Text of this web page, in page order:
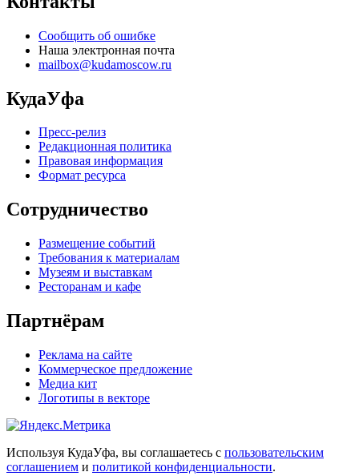
Сообщить об ошибке
Наша электронная почта
mailbox@kudamoscow.ru
КудаУфа
Пресс-релиз
Редакционная политика
Правовая информация
Формат ресурса
Сотрудничество
Размещение событий
Требования к материалам
Музеям и выставкам
Ресторанам и кафе
Партнёрам
Реклама на сайте
Коммерческое предложение
Медиа кит
Логотипы в векторе
Используя КудаУфа, вы соглашаетесь с пользовательским
соглашением и политикой конфиденциальности.